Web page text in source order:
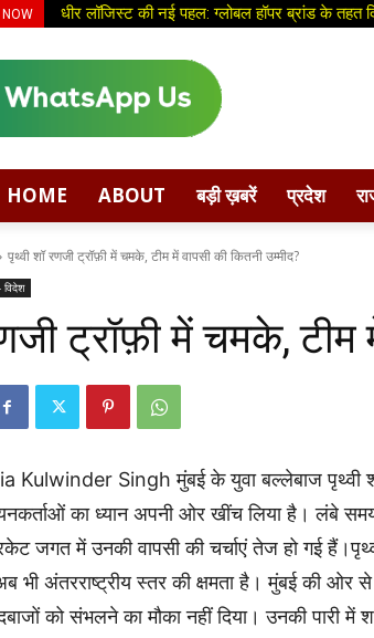
NOW धीर लॉजिस्ट की नई पहल: ग्लोबल हॉपर ब्रांड के तहत
HOME ABOUT बड़ी ख़बरें प्रदेश
पृथ्वी शॉ रणजी ट्रॉफ़ी में चमके, टीम में वापसी की कितनी उम्मीद?
ट्रॉफ़ी में चमके, टीम
Singh मुंबई के युवा बल्लेबाज पृथ्वी
का ध्यान अपनी ओर खींच लिया है। लंबे
जगत में उनकी वापसी की चर्चाएं तेज हो गई
अब भी अंतरराष्ट्रीय स्तर की क्षमता है। मुंबई
को संभलने का मौका नहीं दिया। उनकी